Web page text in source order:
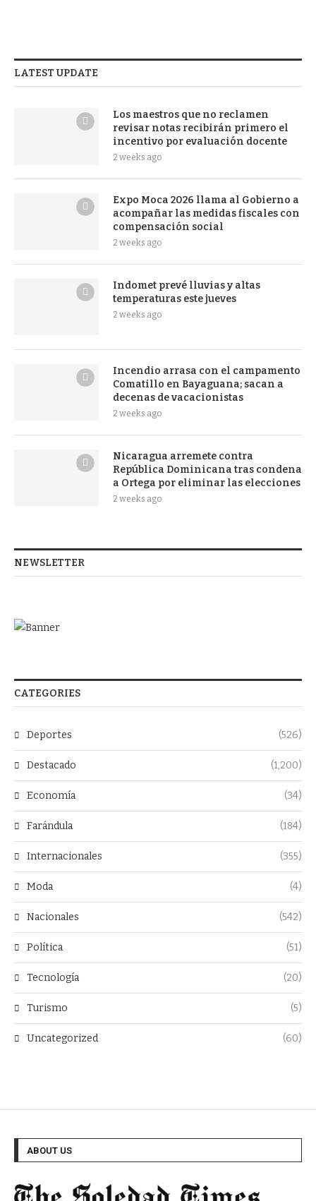
LATEST UPDATE
Los maestros que no reclamen
revisar notas recibirán primero el
incentivo por evaluación docente
2 weeks ago
Expo Moca 2026 llama al Gobierno a
acompañar las medidas fiscales con
compensación social
2 weeks ago
Indomet prevé lluvias y altas
temperaturas este jueves
2 weeks ago
Incendio arrasa con el campamento
Comatillo en Bayaguana; sacan a
decenas de vacacionistas
2 weeks ago
Nicaragua arremete contra
República Dominicana tras condena
a Ortega por eliminar las elecciones
2 weeks ago
NEWSLETTER
CATEGORIES
Deportes (526)
Destacado (1,200)
Economía (34)
Farándula (184)
Internacionales (355)
Moda (4)
Nacionales (542)
Política (51)
Tecnología (20)
Turismo (5)
Uncategorized (60)
ABOUT US